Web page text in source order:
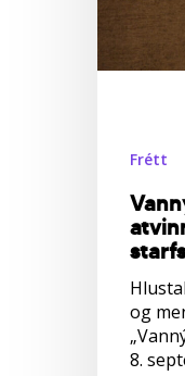
Frétt
og
8.